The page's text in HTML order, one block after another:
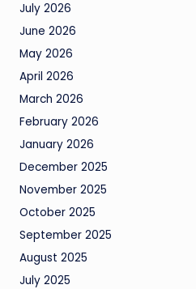
July 2026
June 2026
May 2026
April 2026
March 2026
February 2026
January 2026
December 2025
November 2025
October 2025
September 2025
August 2025
July 2025